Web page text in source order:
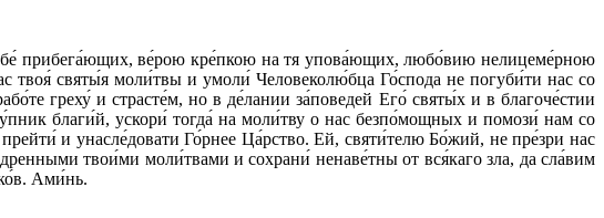
прибега́ющих, ве́рою кре́пкою на тя упова́ющих, любо́вию нелицеме́рною
твоя́ святы́я моли́твы и умоли́ Человеколю́бца Го́спода не погуби́ти нас со
греху́ и страсте́м, но в де́лании за́поведей Его́ святы́х и в благоче́стии
благи́й, ускори́ тогда́ на моли́тву о нас безпо́мощных и помози́ нам со
и унасле́довати Го́рнее Ца́рство. Ей, святи́телю Бо́жий, не пре́зри нас
твои́ми моли́твами и сохрани́ ненаве́тны от вся́каго зла, да сла́вим
Ами́нь.